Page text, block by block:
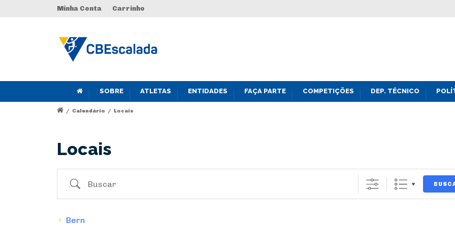
Minha Conta Carrinho
SOBRE ATLETAS ENTIDADES FAÇA PARTE COMPETIÇÕES DEP. TÉCNICO
/ Calendário / Locais
Locais
Buscar
Bern